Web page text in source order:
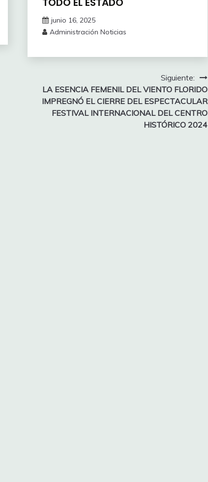
junio 16, 2025
Administración Noticias
Siguiente:
LA ESENCIA FEMENIL DEL VIENTO FLORIDO
IMPREGNÓ EL CIERRE DEL ESPECTACULAR
FESTIVAL INTERNACIONAL DEL CENTRO
HISTÓRICO 2024